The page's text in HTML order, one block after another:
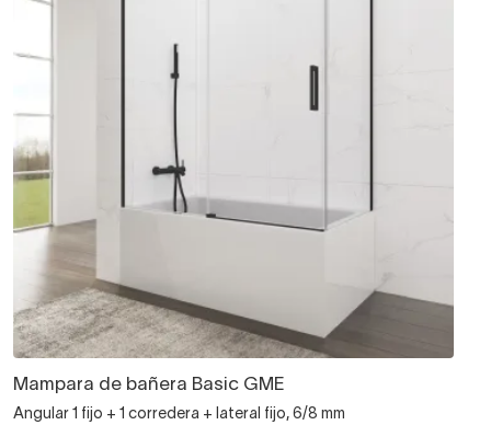
Mampara de bañera Basic GME
Angular 1 fijo + 1 corredera + lateral fijo, 6/8 mm